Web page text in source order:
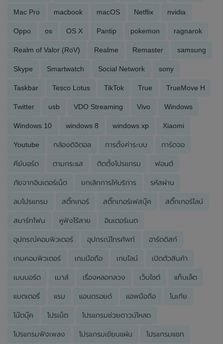
Mac Pro macbook macOS Netflix nvidia
Oppo os OS X Pantip pokemon ragnarok
Realm of Valor (RoV) Realme Remaster samsung
Skype Smartwatch Social Network sony
Taskbar Tesco Lotus TikTok True TrueMove H
Twitter usb VDO Streaming Vivo Windows
Windows 10 windows 8 windows xp Xiaomi
Youtube กล้องดิจิตอล การตั้งค่าระบบ การ์ดจอ
คีย์บอร์ด ตามกระแส ติดตั้งโปรแกรม ฟอนต์
ภัยจากอินเตอร์เน็ต ยกเลิกการให้บริการ รหัสผ่าน
ลบโปรแกรม สติ๊กเกอร์ สติ๊กเกอร์เฟสบุ๊ค สติ๊กเกอร์ไลน์
สมาร์ทโฟน หูฟังไร้สาย อินเตอร์เนต
อุปกรณ์คอมพิวเตอร์ อุปกรณ์โทรศัพท์ ฮาร์ดดิสก์
เกมคอมพิวเตอร์ เกมมือถือ เกมไลน์ เปิดตัวสินค้า
เมนบอร์ด เมาส์ เรื่องหลอกลวง เว็บไซต์ แท็บเล็ต
แบตเตอรี่ แรม แอนดรอยด์ แอพมือถือ โนเกีย
โน๊ตบุ๊ค โปรเน็ต โปรแกรมช่วยดาวน์โหลด
โปรแกรมฟังเพลง โปรแกรมเขียนแผ่น โปรแกรมแชท